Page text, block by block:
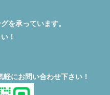
を承っています。
！
にお問い合わせ下さい！